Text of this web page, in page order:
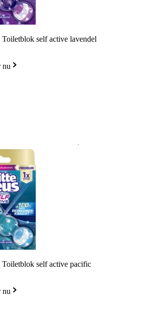
Toiletblok self active lavendel
nu
Toiletblok self active pacific
nu